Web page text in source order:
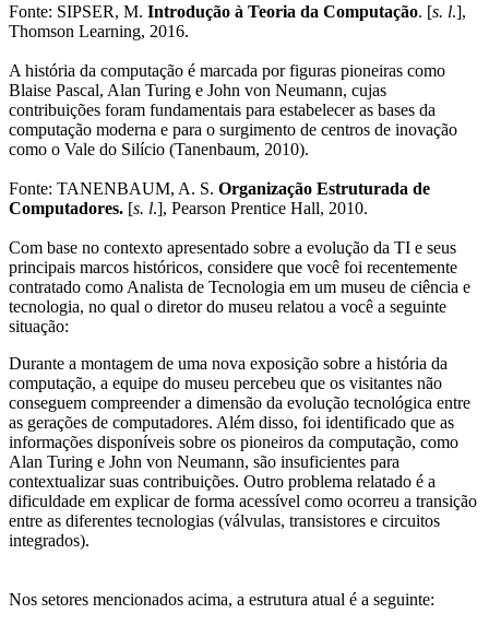
​Fonte: SIPSER, M. Introdução à Teoria da Computação. [s. l.],
Thomson Learning, 2016.
A história da computação é marcada por figuras pioneiras como
Blaise Pascal, Alan Turing e John von Neumann, cujas
contribuições foram fundamentais para estabelecer as bases da
computação moderna e para o surgimento de centros de inovação
como o Vale do Silício (Tanenbaum, 2010).
Fonte: TANENBAUM, A. S. Organização Estruturada de
Computadores. [s. l.], Pearson Prentice Hall, 2010.
Com base no contexto apresentado sobre a evolução da TI e seus
principais marcos históricos, considere que você foi recentemente
contratado como Analista de Tecnologia em um museu de ciência e
tecnologia, no qual o diretor do museu relatou a você a seguinte
situação:
Durante a montagem de uma nova exposição sobre a história da
computação, a equipe do museu percebeu que os visitantes não
conseguem compreender a dimensão da evolução tecnológica entre
as gerações de computadores. Além disso, foi identificado que as
informações disponíveis sobre os pioneiros da computação, como
Alan Turing e John von Neumann, são insuficientes para
contextualizar suas contribuições. Outro problema relatado é a
dificuldade em explicar de forma acessível como ocorreu a transição
entre as diferentes tecnologias (válvulas, transistores e circuitos
integrados).
Nos setores mencionados acima, a estrutura atual é a seguinte: